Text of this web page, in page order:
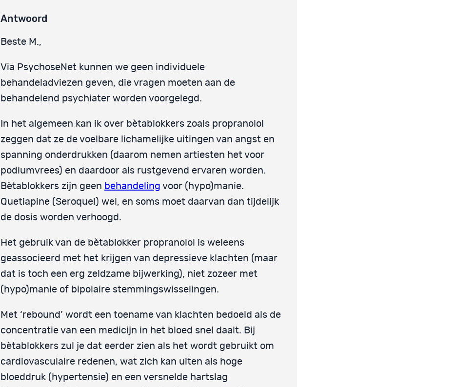
Antwoord
Beste M.,
Via PsychoseNet kunnen we geen individuele
behandeladviezen geven, die vragen moeten aan de
behandelend psychiater worden voorgelegd.
In het algemeen kan ik over bètablokkers zoals propranolol
zeggen dat ze de voelbare lichamelijke uitingen van angst en
spanning onderdrukken (daarom nemen artiesten het voor
podiumvrees) en daardoor als rustgevend ervaren worden.
Bètablokkers zijn geen behandeling voor (hypo)manie.
Quetiapine (Seroquel) wel, en soms moet daarvan dan tijdelijk
de dosis worden verhoogd.
Het gebruik van de bètablokker propranolol is weleens
geassocieerd met het krijgen van depressieve klachten (maar
dat is toch een erg zeldzame bijwerking), niet zozeer met
(hypo)manie of bipolaire stemmingswisselingen.
Met ‘rebound’ wordt een toename van klachten bedoeld als de
concentratie van een medicijn in het bloed snel daalt. Bij
bètablokkers zul je dat eerder zien als het wordt gebruikt om
cardiovasculaire redenen, wat zich kan uiten als hoge
bloeddruk (hypertensie) en een versnelde hartslag